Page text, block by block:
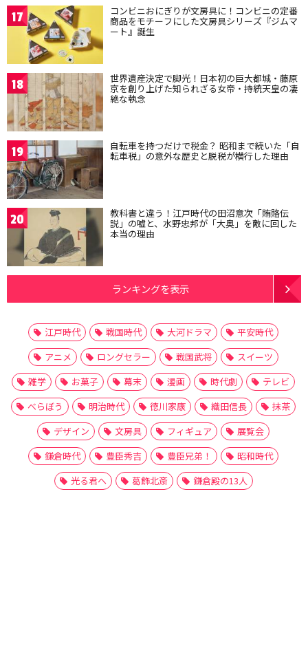
17 コンビニおにぎりが文房具に！コンビニの定番
商品をモチーフにした文房具シリーズ『ジムマ
ート』誕生
18 世界遺産決定で脚光！日本初の巨大都城・藤原
京を創り上げた知られざる女帝・持統天皇の凄
絶な執念
19 自転車を持つだけで税金？ 昭和まで続いた「自
転車税」の意外な歴史と脱税が横行した理由
20 教科書と違う！江戸時代の田沼意次「賄賂伝
説」の嘘と、水野忠邦が「大奥」を敵に回した
本当の理由
ランキングを表示
江戸時代 戦国時代 大河ドラマ
平安時代
アニメ
ロングセラー 戦国武将
スイーツ
雑学
お菓子 幕末 漫画 時代劇
テレビ
べらぼう
明治時代 徳川家康 織田信長
抹茶
デザイン
文房具 フィギュア
展覧会
鎌倉時代
豊臣秀吉 豊臣兄弟！
昭和時代
光る君へ
葛飾北斎 鎌倉殿の13人